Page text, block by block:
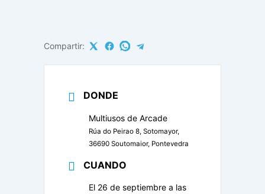
Compartir:
DONDE
Multiusos de Arcade
Rúa do Peirao 8, Sotomayor,
36690 Soutomaior, Pontevedra
CUANDO
El 26 de septiembre a las